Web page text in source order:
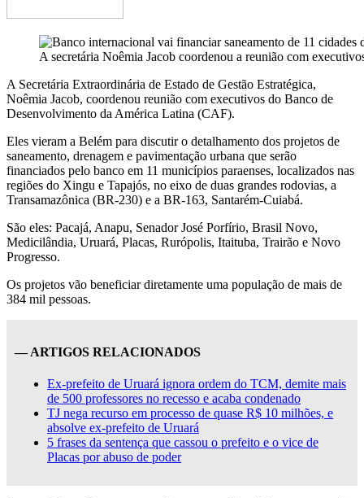
A secretária Noêmia Jacob coordenou a reunião com
A Secretária Extraordinária de Estado de Gestão Estratégica,
Noêmia Jacob, coordenou reunião com executivos do Banco de
Desenvolvimento da América Latina (CAF).
Eles vieram a Belém para discutir o detalhamento dos projetos de
saneamento, drenagem e pavimentação urbana que serão
financiados pelo banco em 11 municípios paraenses, localizados nas
regiões do Xingu e Tapajós, no eixo de duas grandes rodovias, a
Transamazônica (BR-230) e a BR-163, Santarém-Cuiabá.
São eles: Pacajá, Anapu, Senador José Porfírio, Brasil Novo,
Medicilândia, Uruará, Placas, Rurópolis, Itaituba, Trairão e Novo
Progresso.
Os projetos vão beneficiar diretamente uma população de mais de
384 mil pessoas.
— ARTIGOS RELACIONADOS
Ex-prefeito de Uruará ignora ordem do TCM, demite mais
de 500 professores no recesso e acaba condenado
TJ nega recurso em processo de quase R$ 10 milhões, e
absolve ex-prefeito de Uruará
5 frases da sentença que cassou o prefeito e o vice de
Placas por abuso de poder